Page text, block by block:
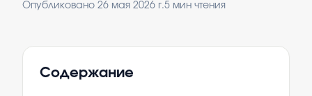
Опубликовано 26 мая 2026 г.5 мин чтения
Содержание